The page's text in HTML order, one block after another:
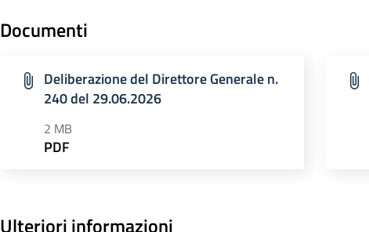
Documenti
Deliberazione del Direttore Generale n.
240 del 29.06.2026
2 MB
PDF
Ulteriori informazioni